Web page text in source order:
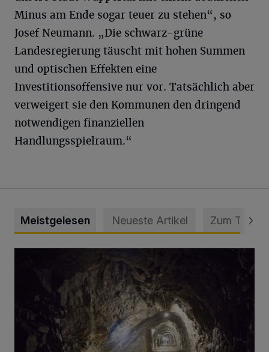
Minus am Ende sogar teuer zu stehen“, so
Josef Neumann. „Die schwarz-grüne
Landesregierung täuscht mit hohen Summen
und optischen Effekten eine
Investitionsoffensive nur vor. Tatsächlich aber
verweigert sie den Kommunen den dringend
notwendigen finanziellen
Handlungsspielraum.“
Meistgelesen Neueste Artikel Zum Thema